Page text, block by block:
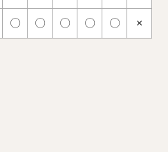
〇 〇 〇 〇 〇 ×